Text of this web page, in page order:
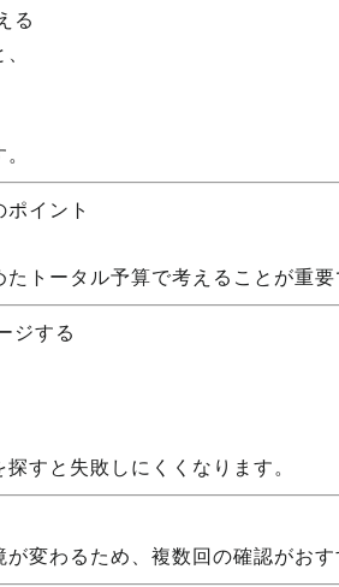
る
イント
トータル予算で考えることが重
ジする
すと失敗しにくくなります。
が変わるため、複数回の確認がお